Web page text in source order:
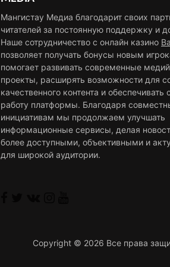
Мангистау Медиа благодарит своих
читателей за постоянную поддержку и
Наше сотрудничество с онлайн казино
позволяет получать бонусы новым
помогает развивать современные
проекты, расширять возможности для
качественного контента и обеспечивать
работу платформы. Благодаря
инициативам мы продолжаем улучшать
информационные сервисы, делая
более доступными, объективными и
для широкой аудитории.
Copyright © 2026 Все права